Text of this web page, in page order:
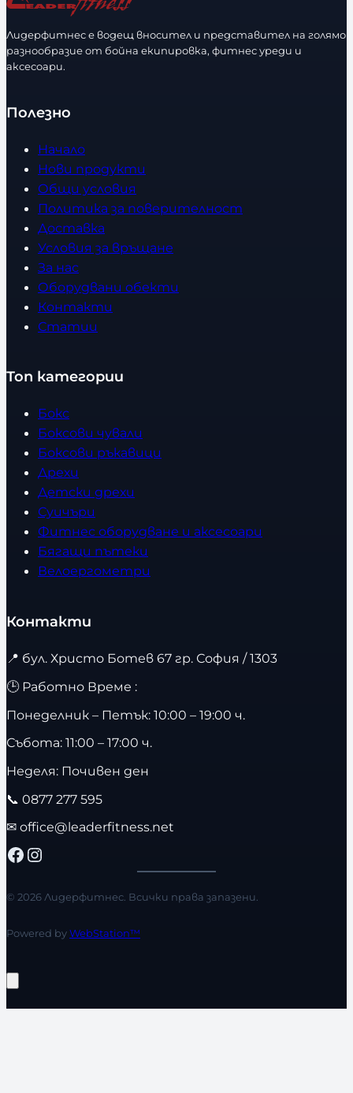
Лидерфитнес е водещ вносител и представител на голямо
разнообразие от бойна екипировка, фитнес уреди и
аксесоари.
Полезно
Начало
Нови продукти
Общи условия
Политика за поверителност
Доставка
Условия за връщане
За нас
Оборудвани обекти
Контакти
Статии
Топ категории
Бокс
Боксови чували
Боксови ръкавици
Дрехи
Детски дрехи
Суичъри
Фитнес оборудване и аксесоари
Бягащи пътеки
Велоергометри
Контакти
📍 бул. Христо Ботев 67 гр. София / 1303
🕒 Работно Време :
Понеделник – Петък: 10:00 – 19:00 ч.
Събота: 11:00 – 17:00 ч.
Неделя: Почивен ден
📞 0877 277 595
✉ office@leaderfitness.net
Facebook Instagram
© 2026 Лидерфитнес. Всички права запазени.
Powered byWebStation™